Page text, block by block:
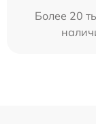
Более 20